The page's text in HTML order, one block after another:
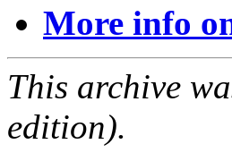
More info
This archive
edition).